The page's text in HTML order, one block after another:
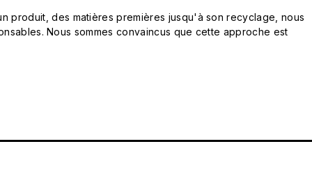
produit, des matières premières jusqu'à son recyclage, nous
Nous sommes convaincus que cette approche est